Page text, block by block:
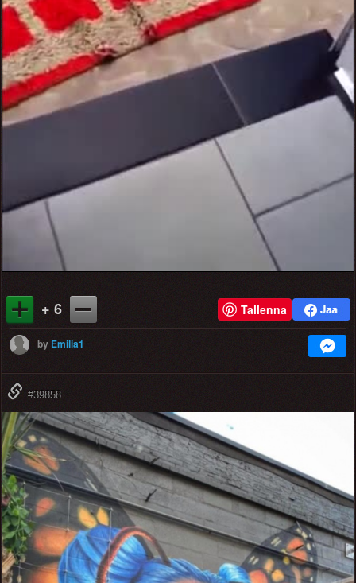
Video
+ 6 Tallenna
by Emilia1
#39858